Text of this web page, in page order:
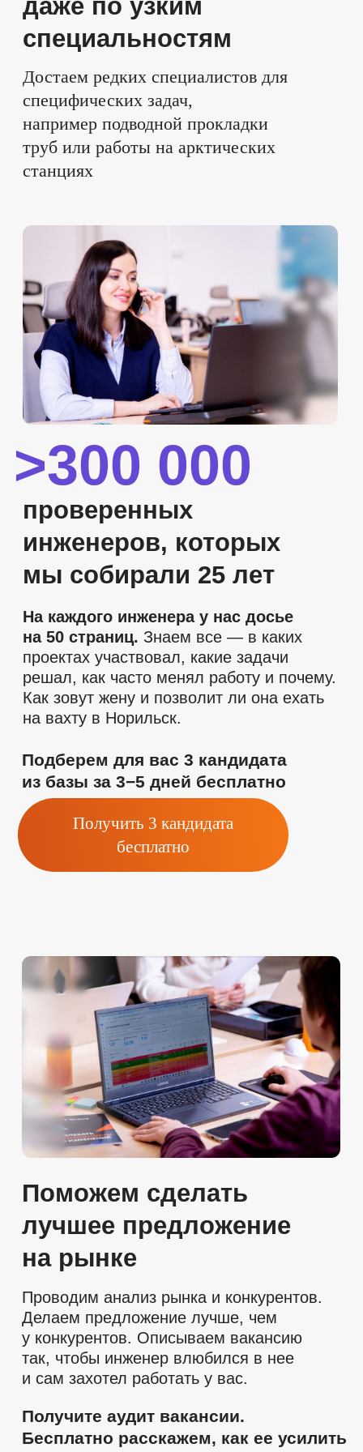
Получить аудит вакансии
и получить больше откликов
Кейсы
Подобрали 405
инженеров для
«Ямал-СПГ» за 6
месяцев
Привлекли кандидатов
и организовали масштабную
Как мы решили задачу
Подобрали 405
специалистов
за 6 месяцев
в условиях дефицита
Объект:
Крупнейший завод по добыче,
«Ямал-СПГ» на полуострове Ямал
Задача:
высококвалифицированных
сотрудников, включая молодых
специалистов с опытом работы 1-3
года. Все специалисты должны были
обучения перед выходом на работу
Решение:
Сформировали четыре группы с
одновременным обучением 60
—150 сотрудников.
Запуск обучения происходил
каждые 3—4 месяца.
России.
мероприятия по подбору